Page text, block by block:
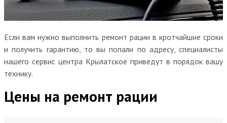
Если вам нужно выполнить ремонт рации в кротчайшие сроки
и получить гарантию, то вы попали по адресу, специалисты
нашего сервис центра Крылатское приведут в порядок вашу
технику.
Цены на ремонт рации